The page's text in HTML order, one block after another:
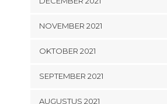
NOVEMBER 2021
OKTOBER 2021
SEPTEMBER 2021
AUGUSTUS 2021